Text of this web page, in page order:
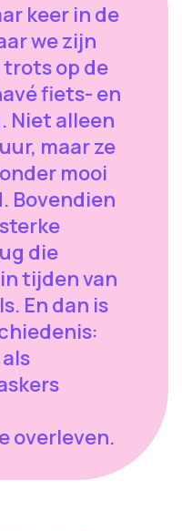
keer in de
we zijn
trots op de
fiets- en
Niet alleen
maar ze
mooi
Bovendien
die
tijden van
En dan is
overleven.